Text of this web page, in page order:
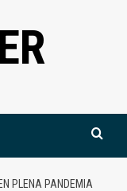
PLENA PANDEMIA